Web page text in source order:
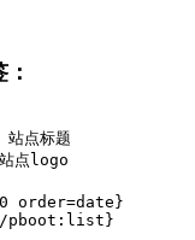
点标题
点logo
order=date}